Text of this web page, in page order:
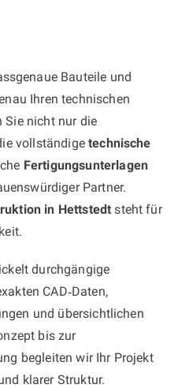
Bauteile und
Ihren technischen
Sie nicht nur die
vollständigetechnische
Fertigungsunterlagen
Partner.
in Hettstedt steht für
durchgängige
CAD‑Daten,
und übersichtlichen
bis zur
begleiten wir Ihr Projekt
klarer Struktur.